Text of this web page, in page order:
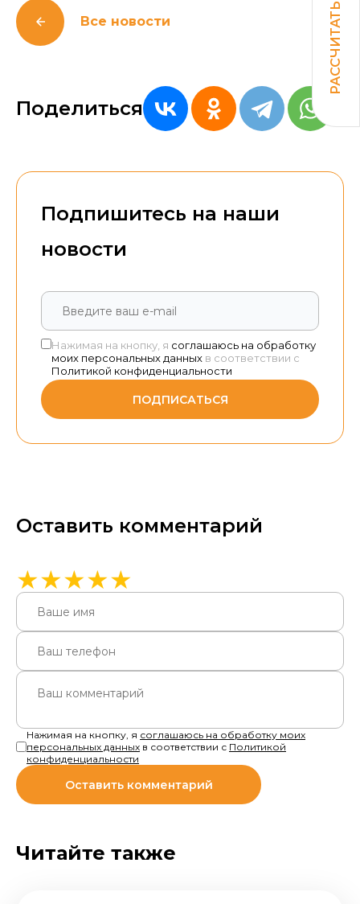
РАССЧИТАТЬ
Все новости
Поделиться
Подпишитесь на наши
новости
Нажимая на кнопку, я соглашаюсь на обработку
моих персональных данных в соответствии с
Политикой конфиденциальности
ПОДПИСАТЬСЯ
Оставить комментарий
★
★
★
★
★
Нажимая на кнопку, я соглашаюсь на обработку моих
персональных данных в соответствии с Политикой
конфиденциальности
Читайте также